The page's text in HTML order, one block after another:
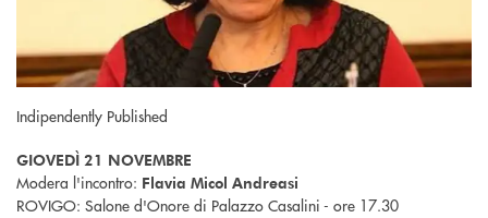
Indipendently Published
GIOVEDÌ 21 NOVEMBRE
Modera l'incontro: Flavia Micol Andreasi
ROVIGO: Salone d'Onore di Palazzo Casalini - ore 17.30